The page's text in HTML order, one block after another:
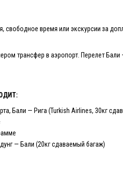
свободное время или экскурсии за
трансфер в аэропорт. Перелет
Бали — Рига (Turkish Airlines, 30кг
— Бали (20кг сдаваемый багаж)